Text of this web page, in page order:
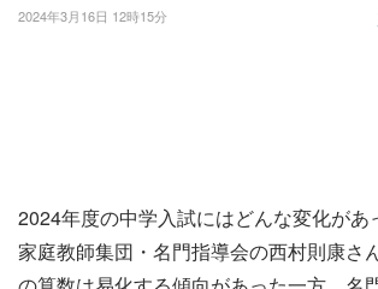
2024年3月16日 12時15分
2024年度の中学入試にはどんな変化があ
家庭教師集団・名門指導会の西村則康さ